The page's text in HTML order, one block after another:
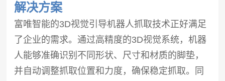
解决方案
富唯智能的3D视觉引导机器人抓取技术正好满足
了企业的需求。通过高精度的3D视觉系统，机器
人能够准确识别不同形状、尺寸和材质的脚垫，
并自动调整抓取位置和力度，确保稳定抓取。同